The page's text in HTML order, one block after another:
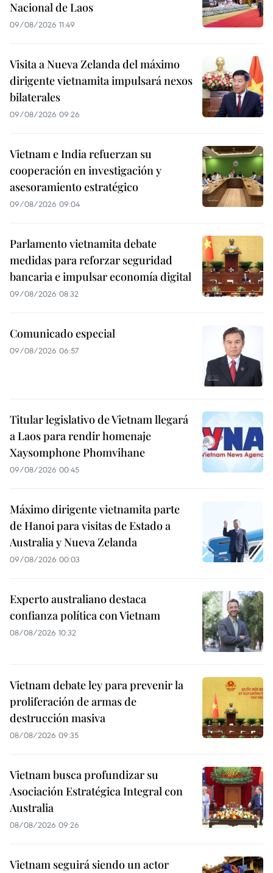
Nacional de Laos
09/08/2026 11:49
Visita a Nueva Zelanda del máximo
dirigente vietnamita impulsará nexos
bilaterales
09/08/2026 09:26
Vietnam e India refuerzan su
cooperación en investigación y
asesoramiento estratégico
09/08/2026 09:04
Parlamento vietnamita debate
medidas para reforzar seguridad
bancaria e impulsar economía digital
09/08/2026 08:32
Comunicado especial
09/08/2026 06:57
Titular legislativo de Vietnam llegará
a Laos para rendir homenaje
Xaysomphone Phomvihane
09/08/2026 00:45
Máximo dirigente vietnamita parte
de Hanoi para visitas de Estado a
Australia y Nueva Zelanda
09/08/2026 00:03
Experto australiano destaca
confianza política con Vietnam
08/08/2026 10:32
Vietnam debate ley para prevenir la
proliferación de armas de
destrucción masiva
08/08/2026 09:35
Vietnam busca profundizar su
Asociación Estratégica Integral con
Australia
08/08/2026 09:26
Vietnam seguirá siendo un actor